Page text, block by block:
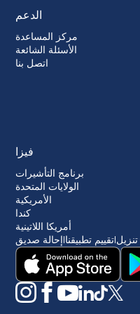
الدعم
مركز المساعدة
الأسئلة الشائعة
اتصل بنا
فيزا
برنامج التأشيرات
الولايات المتحدة
الأمريكية
كندا
أمريكا اللاتينية
إحالة صديقIتقييم تطبيقناI